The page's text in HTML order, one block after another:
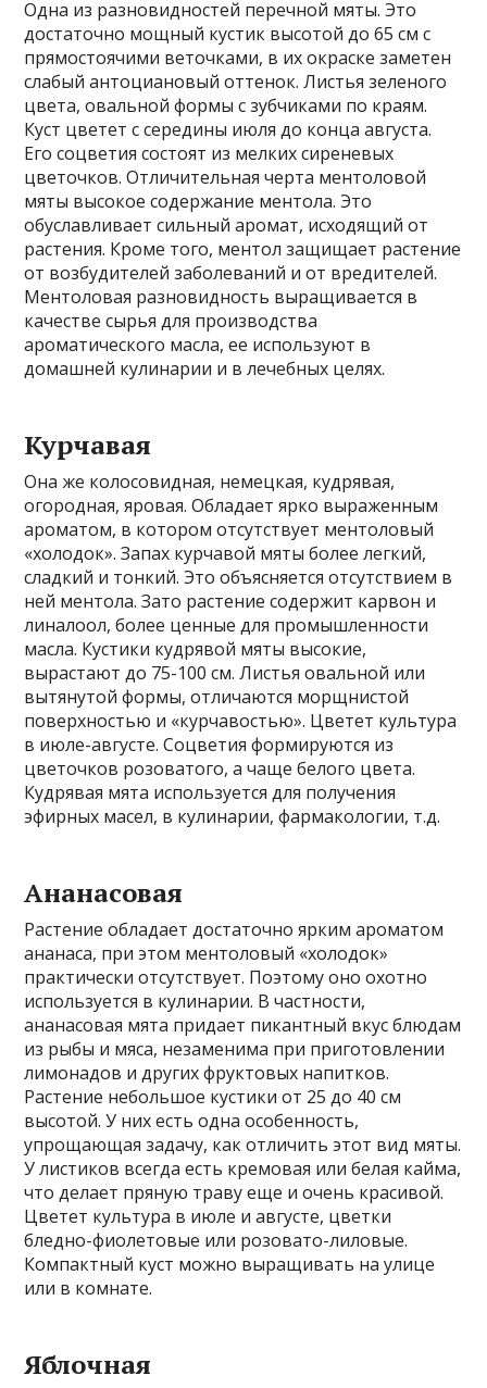
Одна из разновидностей перечной мяты. Это
достаточно мощный кустик высотой до 65 см с
прямостоячими веточками, в их окраске заметен
слабый антоциановый оттенок. Листья зеленого
цвета, овальной формы с зубчиками по краям.
Куст цветет с середины июля до конца августа.
Его соцветия состоят из мелких сиреневых
цветочков. Отличительная черта ментоловой
мяты высокое содержание ментола. Это
обуславливает сильный аромат, исходящий от
растения. Кроме того, ментол защищает растение
от возбудителей заболеваний и от вредителей.
Ментоловая разновидность выращивается в
качестве сырья для производства
ароматического масла, ее используют в
домашней кулинарии и в лечебных целях.
Курчавая
Она же колосовидная, немецкая, кудрявая,
огородная, яровая. Обладает ярко выраженным
ароматом, в котором отсутствует ментоловый
«холодок». Запах курчавой мяты более легкий,
сладкий и тонкий. Это объясняется отсутствием в
ней ментола. Зато растение содержит карвон и
линалоол, более ценные для промышленности
масла. Кустики кудрявой мяты высокие,
вырастают до 75-100 см. Листья овальной или
вытянутой формы, отличаются морщнистой
поверхностью и «курчавостью». Цветет культура
в июле-августе. Соцветия формируются из
цветочков розоватого, а чаще белого цвета.
Кудрявая мята используется для получения
эфирных масел, в кулинарии, фармакологии, т.д.
Ананасовая
Растение обладает достаточно ярким ароматом
ананаса, при этом ментоловый «холодок»
практически отсутствует. Поэтому оно охотно
используется в кулинарии. В частности,
ананасовая мята придает пикантный вкус блюдам
из рыбы и мяса, незаменима при приготовлении
лимонадов и других фруктовых напитков.
Растение небольшое кустики от 25 до 40 см
высотой. У них есть одна особенность,
упрощающая задачу, как отличить этот вид мяты.
У листиков всегда есть кремовая или белая кайма,
что делает пряную траву еще и очень красивой.
Цветет культура в июле и августе, цветки
бледно-фиолетовые или розовато-лиловые.
Компактный куст можно выращивать на улице
или в комнате.
Яблочная